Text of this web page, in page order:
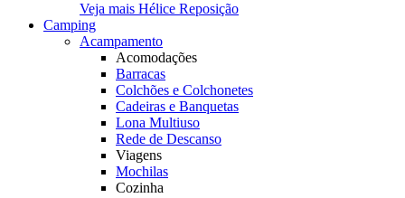
Veja mais Hélice Reposição
Camping
Acampamento
Acomodações
Barracas
Colchões e Colchonetes
Cadeiras e Banquetas
Lona Multiuso
Rede de Descanso
Viagens
Mochilas
Cozinha